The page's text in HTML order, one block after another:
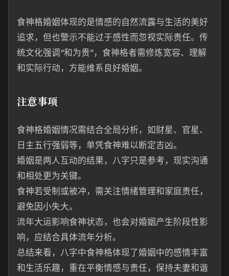
食神格婚姻体现的是情感的自然流露与生活的美好
追求，但也警示不能过于感性而忽视实际责任。传
统文化强调“和为贵”，食神格者需修炼宽容、理解
和实际行动，方能维系良好婚姻。
注意事项
食神格婚姻情况需结合全局分析，如财星、官星、
日主五行强弱等，单凭食神难以断定吉凶。
婚姻是两人互动的结果，八字只是参考，现实沟通
和相处更为关键。
食神若受制或被冲，需关注情绪管理和家庭责任，
避免因小失大。
流年大运影响食神状态，也会对婚姻产生阶段性影
响，应结合具体流年分析。
总结来看，八字中食神格体现了婚姻中的感情丰富
和生活乐趣，重在平衡情感与责任，保持夫妻和谐